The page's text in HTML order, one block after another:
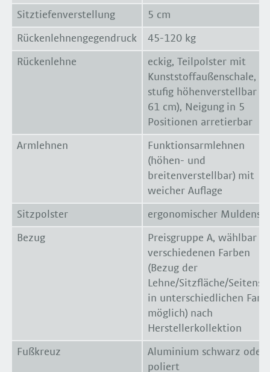
Sitztiefenverstellung 5 cm
Rückenlehnengegendruck 45-120 kg
Rückenlehne
eckig, Teilpolster mit
Kunststoffaußenschale, 8-
stufig höhenverstellbar
61 cm), Neigung in 5
Positionen arretierbar
Armlehnen
Funktionsarmlehnen
(höhen- und
breitenverstellbar) mit
weicher Auflage
Sitzpolster ergonomischer
Bezug
Preisgruppe A, wählbar
verschiedenen Farben
(Bezug der
Lehne/Sitzfläche/
in unterschiedlichen
möglich) nach
Herstellerkollektion
Fußkreuz
Aluminium schwarz oder
poliert